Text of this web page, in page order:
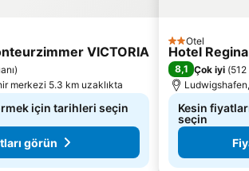
VICTORIA
)
merkezi 5.3 km uzaklıkta
için tarihleri seçin
görün
2 Yıldız
Otel
Hotel Regina
8,1 Çok iyi (
Kesin
seçin